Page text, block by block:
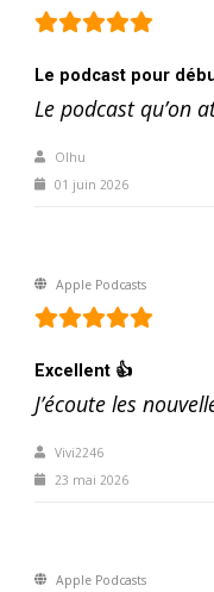
Le podcast pour
Le podcast qu’on
Olhu
01 juin 2026
Apple Podcasts
Excellent 👍
J’écoute les
Vivi2246
23 mai 2026
Apple Podcasts